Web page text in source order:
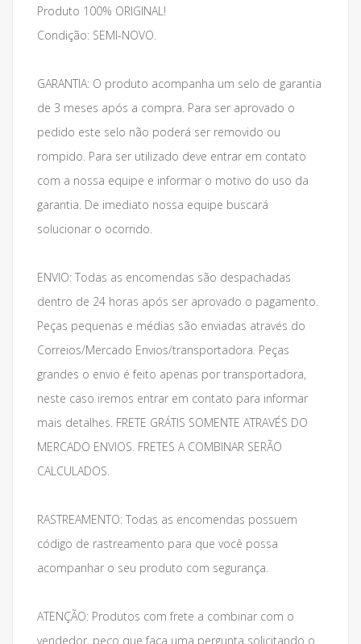
Produto 100% ORIGINAL!
Condição: SEMI-NOVO.
GARANTIA: O produto acompanha um selo de garantia
de 3 meses após a compra. Para ser aprovado o
pedido este selo não poderá ser removido ou
rompido. Para ser utilizado deve entrar em contato
com a nossa equipe e informar o motivo do uso da
garantia. De imediato nossa equipe buscará
solucionar o ocorrido.
ENVIO: Todas as encomendas são despachadas
dentro de 24 horas após ser aprovado o pagamento.
Peças pequenas e médias são enviadas através do
Correios/Mercado Envios/transportadora. Peças
grandes o envio é feito apenas por transportadora,
neste caso iremos entrar em contato para informar
mais detalhes. FRETE GRÁTIS SOMENTE ATRAVÉS DO
MERCADO ENVIOS. FRETES A COMBINAR SERÃO
CALCULADOS.
RASTREAMENTO: Todas as encomendas possuem
código de rastreamento para que você possa
acompanhar o seu produto com segurança.
ATENÇÃO: Produtos com frete a combinar com o
vendedor, peço que faça uma pergunta solicitando o